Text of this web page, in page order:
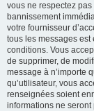
vous ne respectez
bannissement
votre fournisseur
tous les messages est
conditions. Vous
de supprimer, de
message à n’importe
qu’utilisateur, vous
renseignées soient
informations ne seront